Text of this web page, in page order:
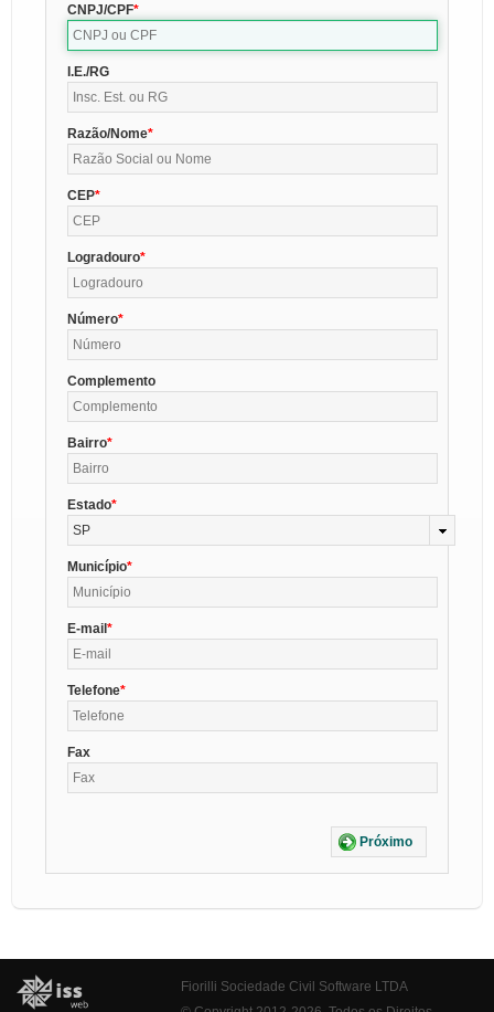
CNPJ/CPF
I.E./RG
Razão/Nome
CEP
Logradouro
Número
Complemento
Bairro
Estado
SP
Município
E-mail
Telefone
Fax
Próximo
Fiorilli Sociedade Civil Software LTDA